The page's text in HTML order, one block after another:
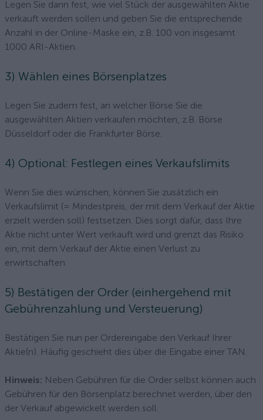
Legen Sie dann fest, wie viel Stück der ausgewählten Aktie
verkauft werden sollen und geben Sie die entsprechende
Anzahl in der Online-Maske ein, z.B. 100 von insgesamt
1000 ARI-Aktien.
3) Wählen eines Börsenplatzes
Legen Sie zudem fest, an welcher Börse Sie die
ausgewählten Aktien verkaufen möchten, z.B. Börse
Düsseldorf oder die Frankfurter Börse.
4) Optional: Festlegen eines Verkaufslimits
Wenn Sie dies wünschen, können Sie zusätzlich ein
Verkaufslimit (= Mindestpreis, der mit dem Verkauf der Aktie
erzielt werden soll) festsetzen. Dies sorgt dafür, dass Ihre
Aktie nicht unter Wert verkauft wird und grenzt das Risiko
ein, mit dem Verkauf der Aktie einen Verlust zu
erwirtschaften.
5) Bestätigen der Order (einhergehend mit
Gebührenzahlung und Versteuerung)
Bestätigen Sie nun per Ordereingabe den Verkauf Ihrer
Aktie(n). Häufig geschieht dies über die Eingabe einer TAN.
Hinweis: Neben Gebühren für die Order selbst können auch
Gebühren für den Börsenplatz berechnet werden, über den
der Verkauf abgewickelt werden soll.